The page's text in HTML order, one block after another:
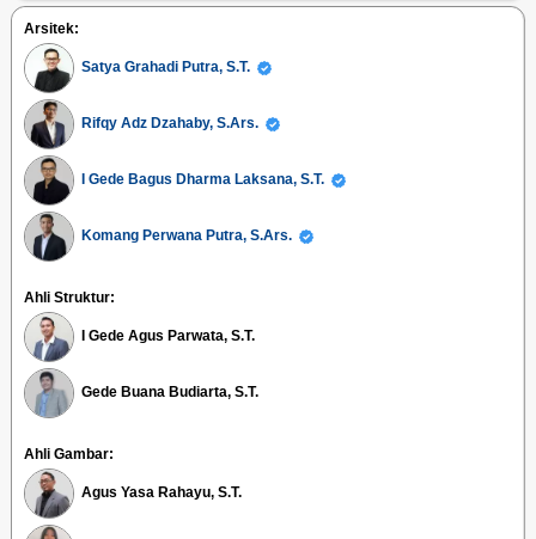
Arsitek:
Satya Grahadi Putra, S.T.
Rifqy Adz Dzahaby, S.Ars.
I Gede Bagus Dharma Laksana, S.T.
Komang Perwana Putra, S.Ars.
Ahli Struktur:
I Gede Agus Parwata, S.T.
Gede Buana Budiarta, S.T.
Ahli Gambar:
Agus Yasa Rahayu, S.T.